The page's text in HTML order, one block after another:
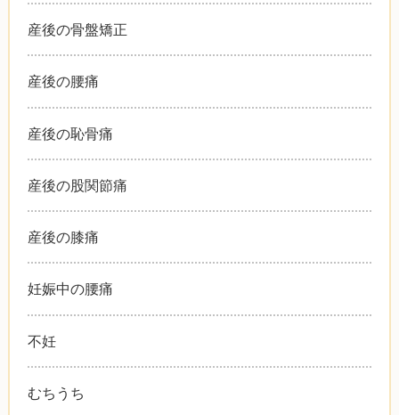
産後の骨盤矯正
産後の腰痛
産後の恥骨痛
産後の股関節痛
産後の膝痛
妊娠中の腰痛
不妊
むちうち